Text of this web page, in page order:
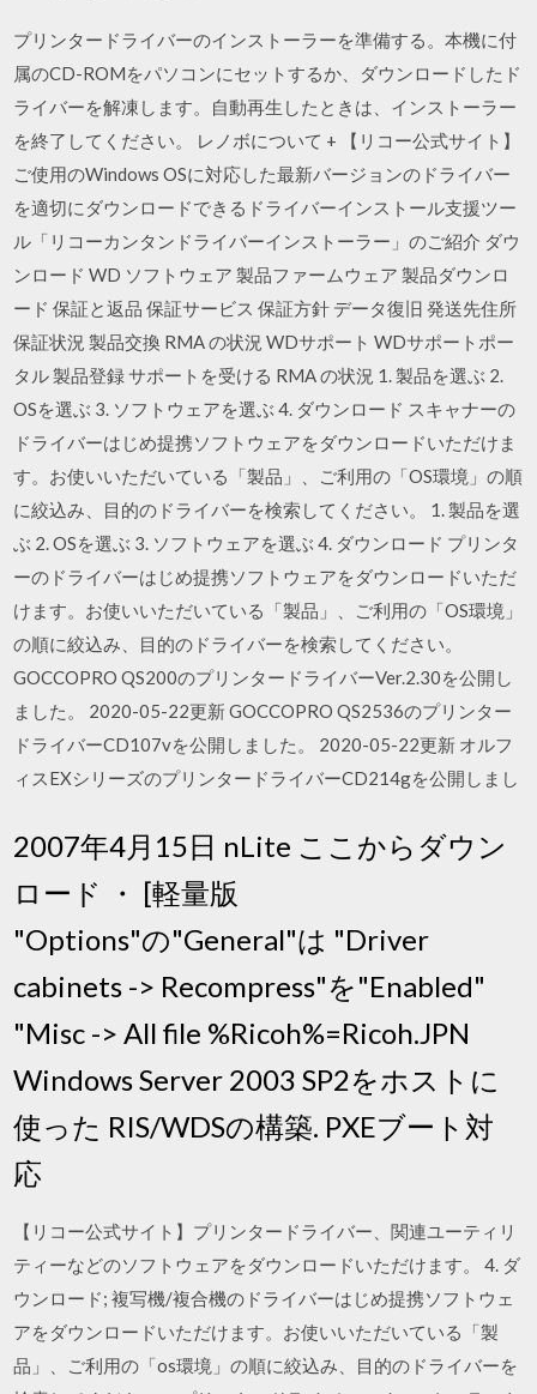
プリンタードライバーのインストーラーを準備する。本機に付
属のCD-ROMをパソコンにセットするか、ダウンロードしたド
ライバーを解凍します。自動再生したときは、インストーラー
を終了してください。 レノボについて + 【リコー公式サイト】
ご使用のWindows OSに対応した最新バージョンのドライバー
を適切にダウンロードできるドライバーインストール支援ツー
ル「リコーカンタンドライバーインストーラー」のご紹介 ダウ
ンロード WD ソフトウェア 製品ファームウェア 製品ダウンロ
ード 保証と返品 保証サービス 保証方針 データ復旧 発送先住所
保証状況 製品交換 RMA の状況 WDサポート WDサポートポー
タル 製品登録 サポートを受ける RMA の状況 1. 製品を選ぶ 2.
OSを選ぶ 3. ソフトウェアを選ぶ 4. ダウンロード スキャナーの
ドライバーはじめ提携ソフトウェアをダウンロードいただけま
す。お使いいただいている「製品」、ご利用の「OS環境」の順
に絞込み、目的のドライバーを検索してください。 1. 製品を選
ぶ 2. OSを選ぶ 3. ソフトウェアを選ぶ 4. ダウンロード プリンタ
ーのドライバーはじめ提携ソフトウェアをダウンロードいただ
けます。お使いいただいている「製品」、ご利用の「OS環境」
の順に絞込み、目的のドライバーを検索してください。
GOCCOPRO QS200のプリンタードライバーVer.2.30を公開し
ました。 2020-05-22更新 GOCCOPRO QS2536のプリンター
ドライバーCD107vを公開しました。 2020-05-22更新 オルフ
ィスEXシリーズのプリンタードライバーCD214gを公開しまし
2007年4月15日 nLite ここからダウン
ロード ・ [軽量版
"Options"の"General"は "Driver
cabinets -> Recompress"を"Enabled"
"Misc -> All file %Ricoh%=Ricoh.JPN
Windows Server 2003 SP2をホストに
使った RIS/WDSの構築. PXEブート対
応
【リコー公式サイト】プリンタードライバー、関連ユーティリ
ティーなどのソフトウェアをダウンロードいただけます。 4. ダ
ウンロード; 複写機/複合機のドライバーはじめ提携ソフトウェ
アをダウンロードいただけます。お使いいただいている「製
品」、ご利用の「os環境」の順に絞込み、目的のドライバーを